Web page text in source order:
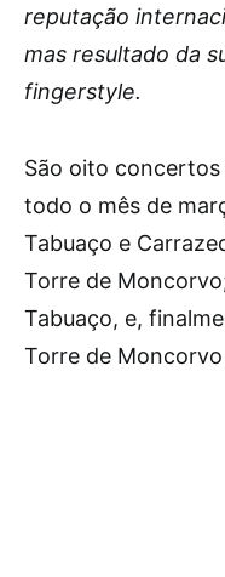
reputação
mas resultado da
fingerstyle.
São oito
todo o mês de
Tabuaço e
Torre de
Tabuaço, e,
Torre de